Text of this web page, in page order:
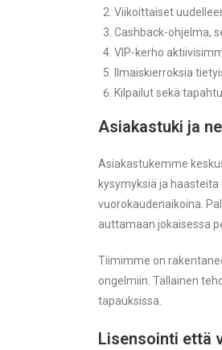
Viikoittaiset
Cashback-ohjelma,
VIP-kerho
Ilmaiskierroksia
Kilpailut sekä
Asiakastuki ja
Asiakastukemme
kysymyksiä ja
vuorokaudenaikoina.
auttamaan jokaisessa
Tiimimme on
ongelmiin. Tällainen
tapauksissa.
Lisensointi että